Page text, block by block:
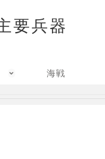
要兵器
海戦